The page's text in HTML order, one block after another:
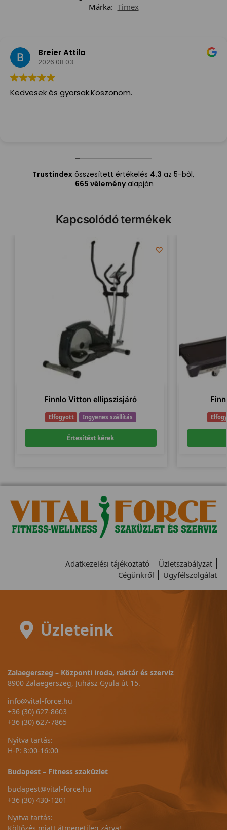
Márka: Timex
Breier Attila
2026.08.03.
Kedvesek és gyorsak.Köszönöm.
Trustindexösszesített értékelés 4.3 az 5-ből,
665 véleményalapján
Kapcsolódó termékek
Finnlo Vitton ellipszisjáró
Elfogyott Ingyenes szállítás
Értesítést kérek
Adatkezelési tájékoztató
Üzletszabályzat
Cégünkről
Ügyfélszolgálat
Üzleteink
Zalaegerszeg – Központi iroda, raktár és szerviz
8900 Zalaegerszeg, Juhász Gyula út 15.
info@vital-force.hu
+36 (30) 627-8603
+36 (30) 627-7865
Nyitva tartás:
H-P: 8:00-16:00
Budapest – Fitness szaküzlet
budapest@vital-force.hu
+36 (30) 430-1201
Nyitva tartás: